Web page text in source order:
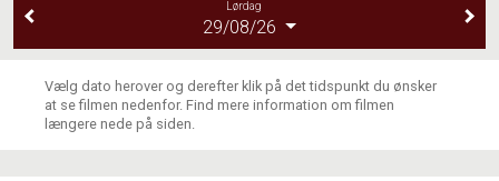
Lørdag
29/08/26
Vælg dato herover og derefter klik på det tidspunkt du ønsker
at se filmen nedenfor. Find mere information om filmen
længere nede på siden.